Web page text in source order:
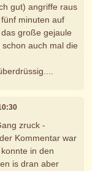
gut) angriffe raus
minuten auf
große gejaule
auch mal die
zruck -
Kommentar war
in den
is dran aber